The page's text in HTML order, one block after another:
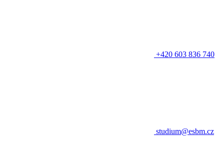
+420 603 836 740
studium@esbm.cz